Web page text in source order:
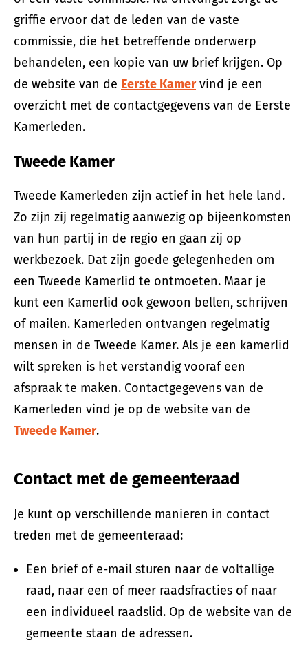
griffie ervoor dat de leden van de vaste
commissie, die het betreffende onderwerp
behandelen, een kopie van uw brief krijgen. Op
de website van de Eerste Kamervind je een
overzicht met de contactgegevens van de Eerste
Kamerleden.
Tweede Kamer
Tweede Kamerleden zijn actief in het hele land.
Zo zijn zij regelmatig aanwezig op bijeenkomsten
van hun partij in de regio en gaan zij op
werkbezoek. Dat zijn goede gelegenheden om
een Tweede Kamerlid te ontmoeten. Maar je
kunt een Kamerlid ook gewoon bellen, schrijven
of mailen. Kamerleden ontvangen regelmatig
mensen in de Tweede Kamer. Als je een kamerlid
wilt spreken is het verstandig vooraf een
afspraak te maken. Contactgegevens van de
Kamerleden vind je op de website van de
Tweede Kamer.
Contact met de gemeenteraad
Je kunt op verschillende manieren in contact
treden met de gemeenteraad:
Een brief of e-mail sturen naar de voltallige
raad, naar een of meer raadsfracties of naar
een individueel raadslid. Op de website van de
gemeente staan de adressen.